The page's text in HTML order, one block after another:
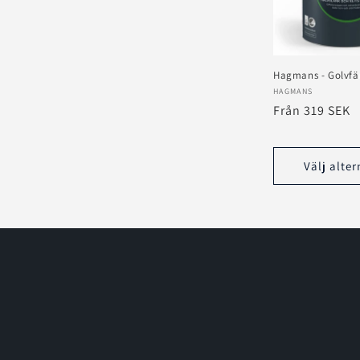
i
Hagmans -
Säljare:
HAGMANS
Ordinarie
Från 319 SEK
Välj